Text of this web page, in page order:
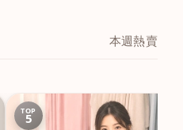
本週熱賣
TOP
5